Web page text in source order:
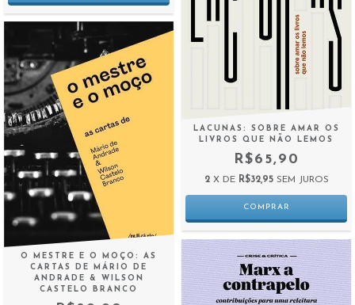
O MESTRE E O MOÇO: AS
CARTAS DE MÁRIO DE
ANDRADE & WILSON
CASTELO BRANCO
LACUNAS: SOBRE AMAR OS
LIVROS QUE NÃO LEMOS
R$65,90
2 X DE R$32,95 SEM JUROS